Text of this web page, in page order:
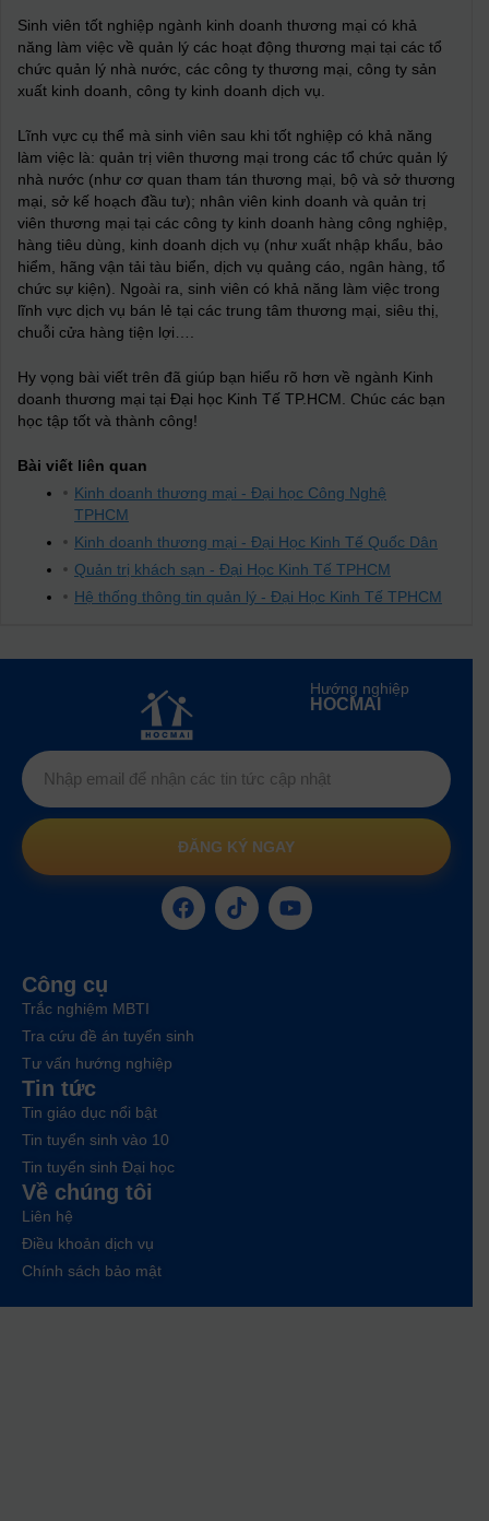
Sinh viên tốt nghiệp ngành kinh doanh thương mại có khả
năng làm việc về quản lý các hoạt động thương mại tại các tổ
chức quản lý nhà nước, các công ty thương mại, công ty sản
xuất kinh doanh, công ty kinh doanh dịch vụ.
Lĩnh vực cụ thể mà sinh viên sau khi tốt nghiệp có khả năng
làm việc là: quản trị viên thương mại trong các tổ chức quản lý
nhà nước (như cơ quan tham tán thương mại, bộ và sở thương
mại, sở kế hoạch đầu tư); nhân viên kinh doanh và quản trị
viên thương mại tại các công ty kinh doanh hàng công nghiệp,
hàng tiêu dùng, kinh doanh dịch vụ (như xuất nhập khẩu, bảo
hiểm, hãng vận tải tàu biển, dịch vụ quảng cáo, ngân hàng, tổ
chức sự kiện). Ngoài ra, sinh viên có khả năng làm việc trong
lĩnh vực dịch vụ bán lẻ tại các trung tâm thương mại, siêu thị,
chuỗi cửa hàng tiện lợi….
Hy vọng bài viết trên đã giúp bạn hiểu rõ hơn về ngành Kinh
doanh thương mại tại Đại học Kinh Tế TP.HCM. Chúc các bạn
học tập tốt và thành công!
Bài viết liên quan
Kinh doanh thương mại - Đại học Công Nghệ
TPHCM
Kinh doanh thương mại - Đại Học Kinh Tế Quốc Dân
Quản trị khách sạn - Đại Học Kinh Tế TPHCM
Hệ thống thông tin quản lý - Đại Học Kinh Tế TPHCM
Hướng nghiệp
HOCMAI
ĐĂNG KÝ NGAY
Công cụ
Trắc nghiệm MBTI
Tra cứu đề án tuyển sinh
Tư vấn hướng nghiệp
Tin tức
Tin giáo dục nổi bật
Tin tuyển sinh vào 10
Tin tuyển sinh Đại học
Về chúng tôi
Liên hệ
Điều khoản dịch vụ
Chính sách bảo mật